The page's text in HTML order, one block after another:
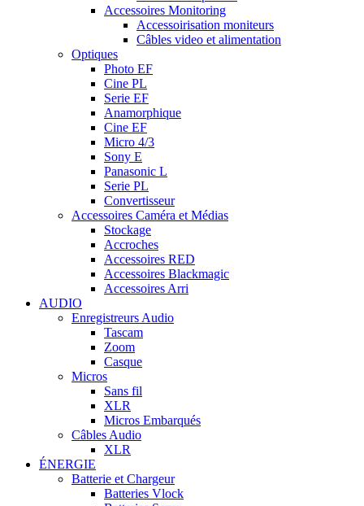
Accessoires Monitoring
Accessoirisation moniteurs
Câbles video et alimentation
Optiques
Photo EF
Cine PL
Serie EF
Anamorphique
Cine EF
Micro 4/3
Sony E
Panasonic L
Serie PL
Convertisseur
Accessoires Caméra et Médias
Stockage
Accroches
Accessoires RED
Accessoires Blackmagic
Accessoires Arri
AUDIO
Enregistreurs Audio
Tascam
Zoom
Casque
Micros
Sans fil
XLR
Micros Embarqués
Câbles Audio
XLR
ÉNERGIE
Batterie et Chargeur
Batteries Vlock